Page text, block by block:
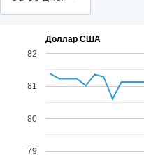
Доллар США
79
80
81
82